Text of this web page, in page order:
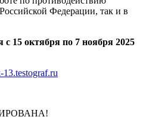
Федерации, так и в
с 15 октября по 7 ноября 2025
13.testograf.ru